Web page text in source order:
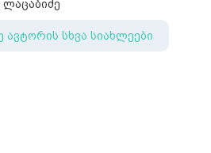
ავტორის სხვა სიახლეები